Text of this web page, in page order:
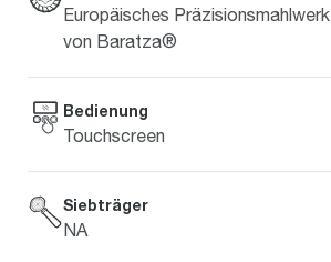
Europäisches Präzisionsmahlwerk
von Baratza®
Bedienung
Touchscreen
Siebträger
NA